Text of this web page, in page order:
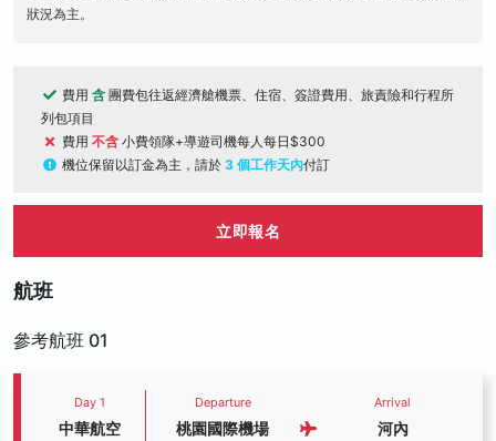
狀況為主。
費用 含 團費包往返經濟艙機票、住宿、簽證費用、旅責險和行程所
列包項目
費用 不含 小費領隊+導遊司機每人每日$300
機位保留以訂金為主，請於 3 個工作天內付訂
立即報名
航班
參考航班 01
Day 1
中華航空
Departure
桃園國際機場
Arrival
河內